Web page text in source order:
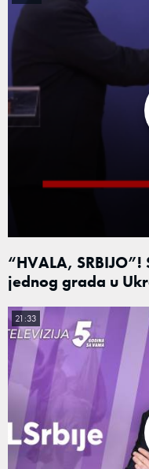
“HVALA,
jednog grada u
21:33